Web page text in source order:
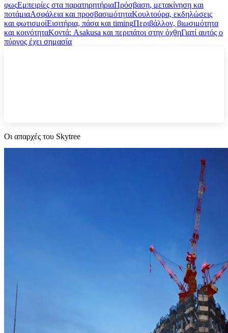
φωςΕμπειρίες στα παρατηρητήριαΠρόσβαση, μετακίνηση και
ποτάμιαΑσφάλεια και προσβασιμότηταΚουλτούρα, εκδηλώσεις
και φωτισμοίΕισιτήρια, πάσα και timingΠεριβάλλον, βιωσιμότητα
και κοινότηταΚοντά: Asakusa και περιπάτοι στην όχθηΓιατί αυτός ο
πύργος έχει σημασία
Οι απαρχές του Skytree